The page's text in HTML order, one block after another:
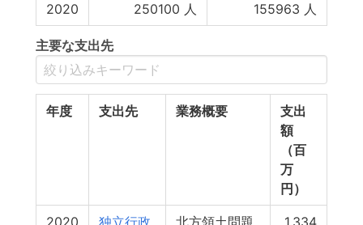
2020 250100 人 155963 人
主要な支出先
年度 支出先 業務概要
支出
額
（百
万
円）
2020
独立行政
北方領土問題
1,334